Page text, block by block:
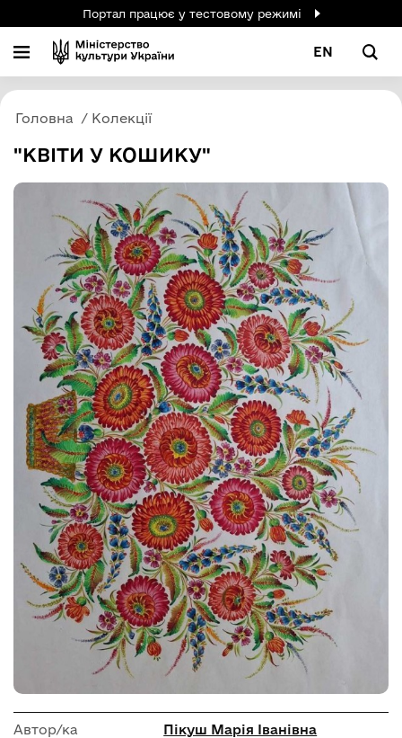
Портал працює у тестовому режимі
EN
Головна Колекції
"КВІТИ У КОШИКУ"
Автор/ка Пікуш Марія Іванівна